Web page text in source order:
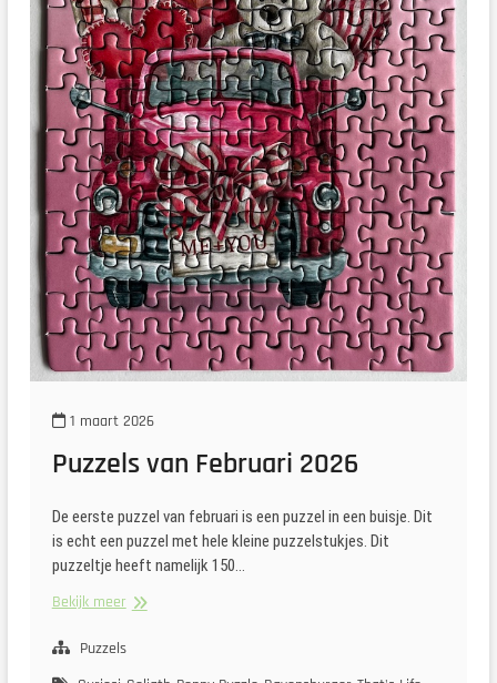
1 maart 2026
Puzzels van Februari 2026
De eerste puzzel van februari is een puzzel in een buisje. Dit
is echt een puzzel met hele kleine puzzelstukjes. Dit
puzzeltje heeft namelijk 150…
Bekijk meerPuzzels
Februari
Puzzels